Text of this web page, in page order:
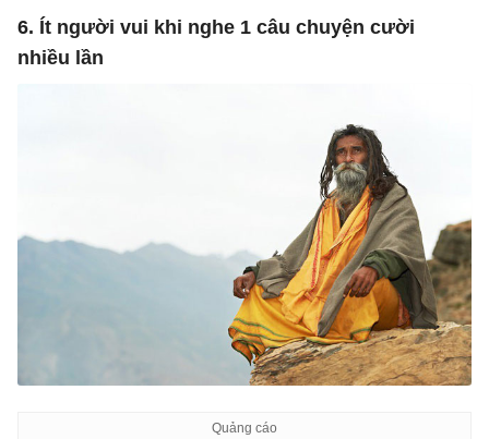
6. Ít người vui khi nghe 1 câu chuyện cười
nhiều lần